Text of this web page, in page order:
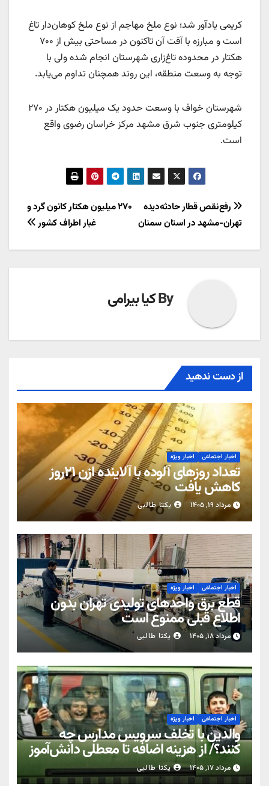
کریمی یادآور شد؛ نوع ملخ مهاجم از نوع ملخ کوهان‌دار تاغ
است و مبارزه با آفت آن تاکنون در مساحتی بیش از ۷۰۰
هکتار در محدوده تاغ‌زاری شهرستان انجام شده ولی با
توجه به وسعت منطقه، این روند همچنان تداوم می‌یابد.
شهرستان خواف با وسعت حدود یک میلیون هکتار در ۲۷۰
کیلومتری جنوب شرق مشهد مرکز خراسان رضوی واقع
است.
راهبری
نوشته
۲۷۰ میلیون هکتار کانون گرد و
غبار اطراف کشور
رفع‌نقص قطار حادثه‌دیده
تهران-مشهد در استان سمنان
Byکیا بیرامی
از دست ندهید
اخبار اجتماعی اخبار ویژه
تعداد روزهای آلوده با آلاینده اُزن ۲۱روز
کاهش یافت
مرداد ۱۹, ۱۴۰۵ یکتا طالبی
اخبار اجتماعی اخبار ویژه
قطع برق واحدهای تولیدی تهران بدون
اطلاع قبلی ممنوع است
مرداد ۱۸, ۱۴۰۵ یکتا طالبی
اخبار اجتماعی اخبار ویژه
والدین با تخلف سرویس مدارس چه
کنند؟/ از هزینه اضافه تا معطلی دانش‌آموز
مرداد ۱۷, ۱۴۰۵ یکتا طالبی